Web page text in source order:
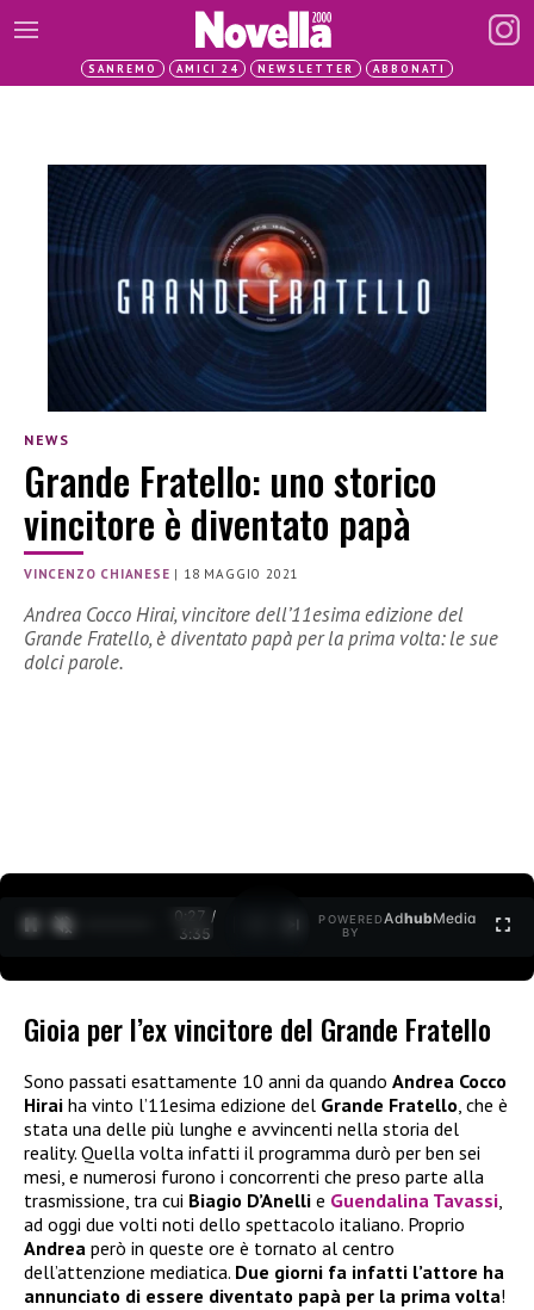
SANREMO AMICI 24 NEWSLETTER ABBONATI
NEWS
Grande Fratello: uno storico
vincitore è diventato papà
VINCENZO CHIANESE | 18 MAGGIO 2021
Andrea Cocco Hirai, vincitore dell’11esima edizione del
Grande Fratello, è diventato papà per la prima volta: le sue
dolci parole.
0:28 /
3:35
POWERED
BY
AdhubMedia
Gioia per l’ex vincitore del Grande Fratello
Sono passati esattamente 10 anni da quando Andrea Cocco
Hirai ha vinto l’11esima edizione del Grande Fratello, che è
stata una delle più lunghe e avvincenti nella storia del
reality. Quella volta infatti il programma durò per ben sei
mesi, e numerosi furono i concorrenti che preso parte alla
trasmissione, tra cui Biagio D’Anelli e Guendalina Tavassi,
ad oggi due volti noti dello spettacolo italiano. Proprio
Andrea però in queste ore è tornato al centro
dell’attenzione mediatica. Due giorni fa infatti l’attore ha
annunciato di essere diventato papà per la prima volta!